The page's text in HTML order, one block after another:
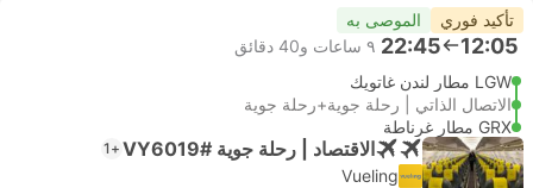
تأكيد فوري الموصى به
12:05
22:45 ٩ ساعات و‫40 دقائق
LGW مطار لندن غاتويك
الاتصال الذاتي | رحلة جوية+رحلة جوية
GRX مطار غرناطة
الاقتصاد | رحلة جوية #VY6019 +1
Vueling